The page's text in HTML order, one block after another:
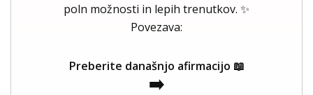
poln možnosti in lepih trenutkov. ✨
Povezava:
Preberite današnjo afirmacijo 📖
➡️